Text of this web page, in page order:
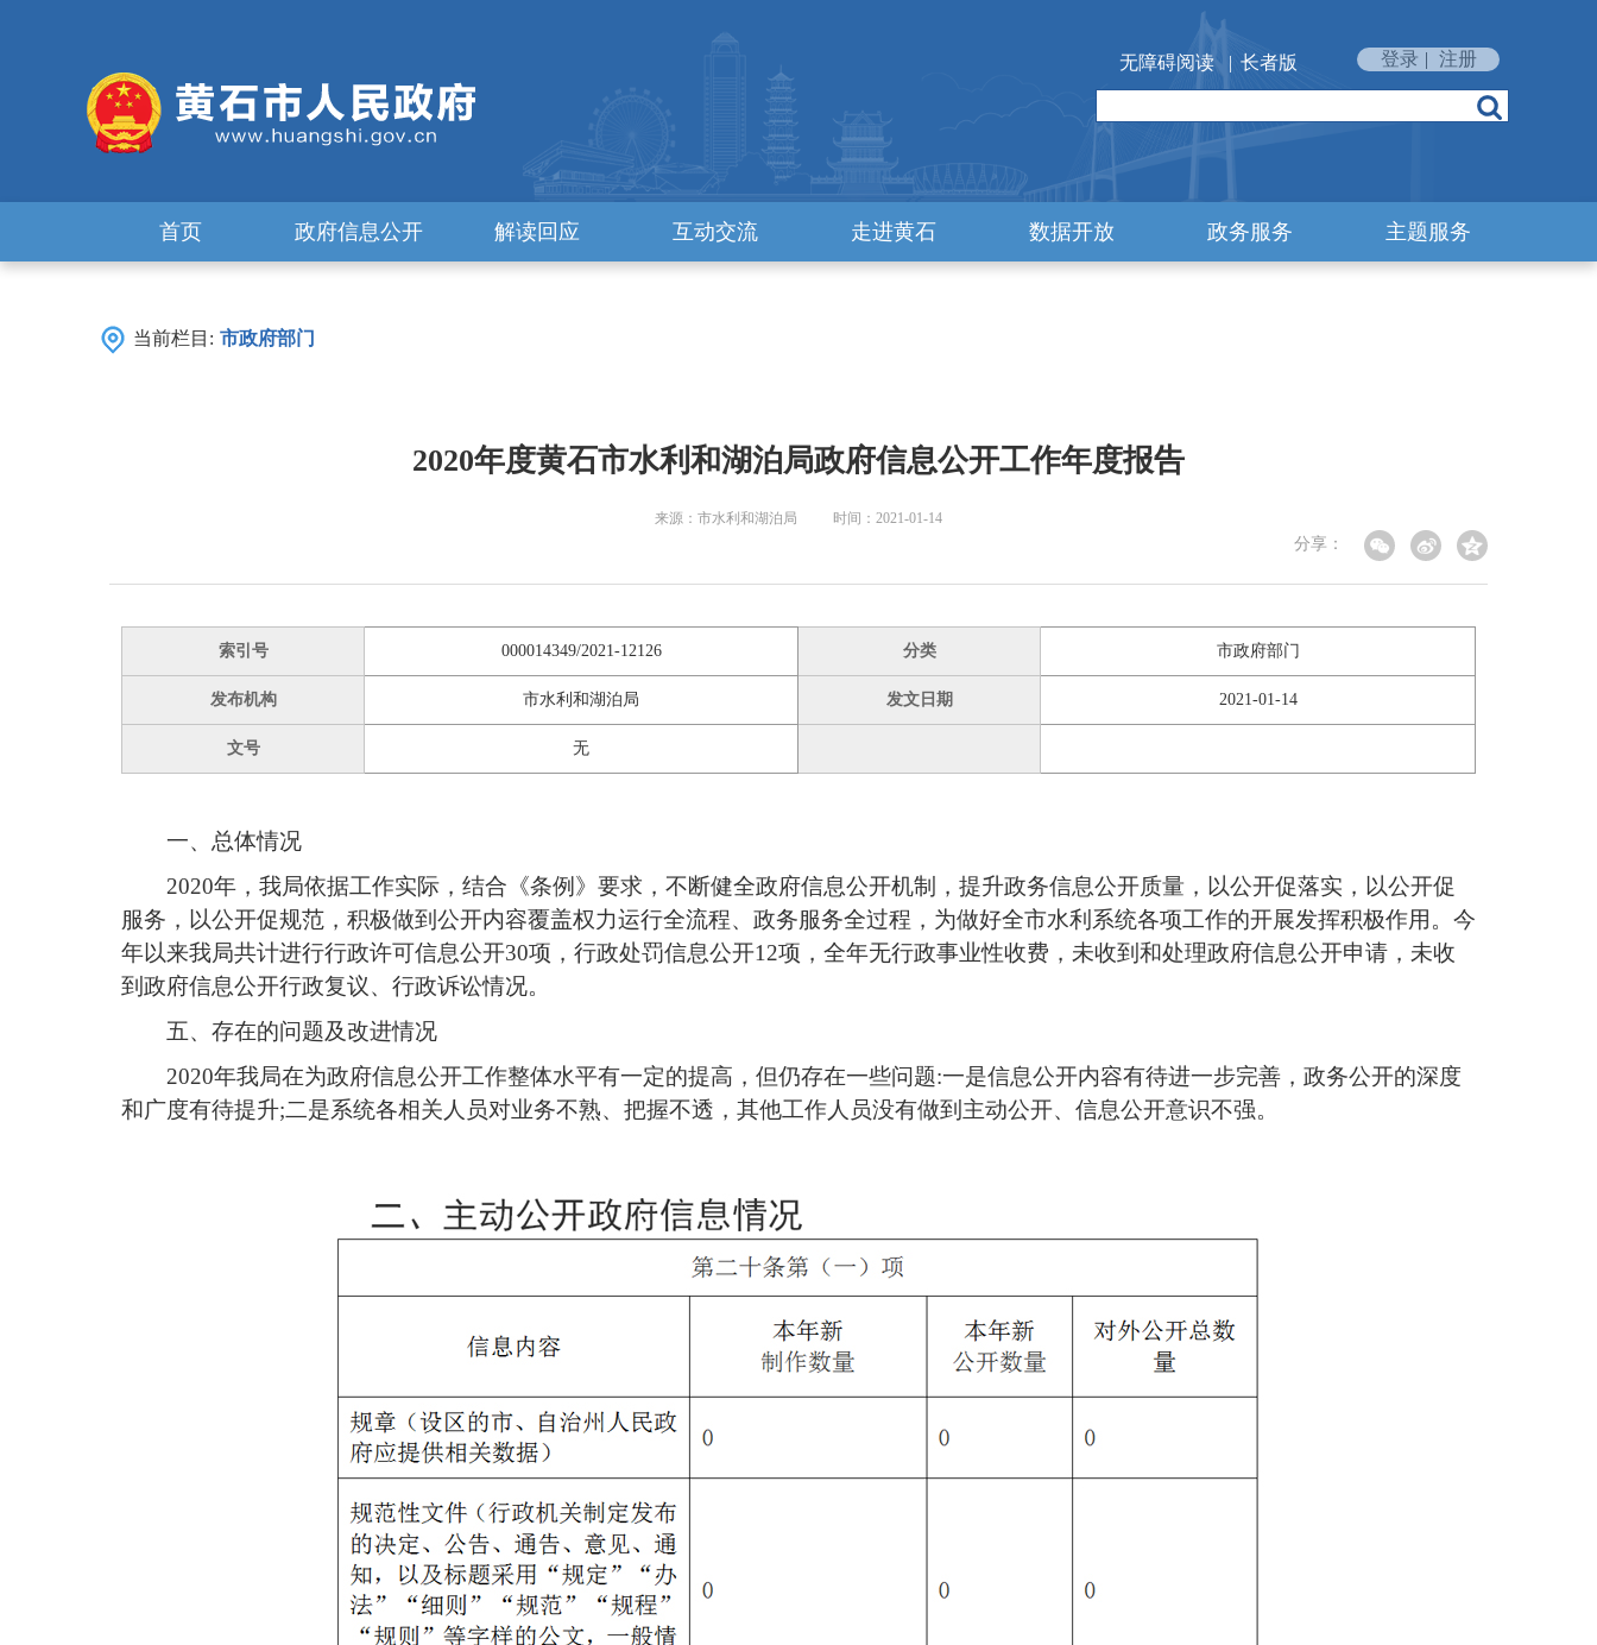
无障碍阅读 | 长者版 登录 | 注册
首页 政府信息公开 解读回应 互动交流 走进黄石 数据开放 政务服务 主题服务
当前栏目: 市政府部门
2020年度黄石市水利和湖泊局政府信息公开工作年度报告
来源：市水利和湖泊局 时间：2021-01-14
分享：
索引号 000014349/2021-12126 分类 市政府部门
发布机构 市水利和湖泊局 发文日期 2021-01-14
文号 无
一、总体情况
2020年，我局依据工作实际，结合《条例》要求，不断健全政府信息公开机制，提升政务信息公开质量，以公开促落实，以公开促
服务，以公开促规范，积极做到公开内容覆盖权力运行全流程、政务服务全过程，为做好全市水利系统各项工作的开展发挥积极作用。今
年以来我局共计进行行政许可信息公开30项，行政处罚信息公开12项，全年无行政事业性收费，未收到和处理政府信息公开申请，未收
到政府信息公开行政复议、行政诉讼情况。
五、存在的问题及改进情况
2020年我局在为政府信息公开工作整体水平有一定的提高，但仍存在一些问题:一是信息公开内容有待进一步完善，政务公开的深度
和广度有待提升;二是系统各相关人员对业务不熟、把握不透，其他工作人员没有做到主动公开、信息公开意识不强。